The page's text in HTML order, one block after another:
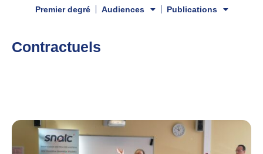
Premier degré
Audiences Publications
Contractuels